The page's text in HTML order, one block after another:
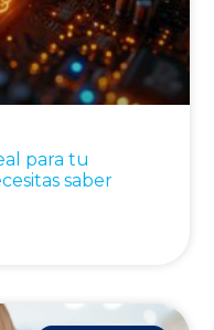
para tu
saber